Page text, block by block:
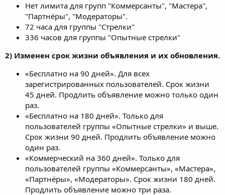
Нет лимита для групп "Коммерсанты", "Мастера",
"Партнёры", "Модераторы".
72 часа для группы "Стрелки"
336 часов для группы "Опытные стрелки"
2) Изменен срок жизни объявления и их обновления.
«Бесплатно на 90 дней». Для всех
зарегистрированных пользователей. Срок жизни
45 дней. Продлить объявление можно только один
раз.
«Бесплатно на 180 дней». Только для
пользователей группы «Опытные стрелки» и выше.
Срок жизни 90 дней. Продлить объявление можно
один раз.
«Коммерческий на 360 дней». Только для
пользователей группы «Коммерсанты», «Мастера»,
«Партнёры», «Модераторы». Срок жизни 180 дней.
Продлить объявление можно три раза.